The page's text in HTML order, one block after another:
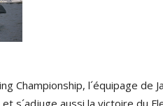
Championship, l´équipage de
s´adjuge aussi la victoire du